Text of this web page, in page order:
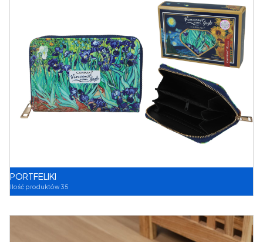
PORTFELIKI
Ilość produktów 35